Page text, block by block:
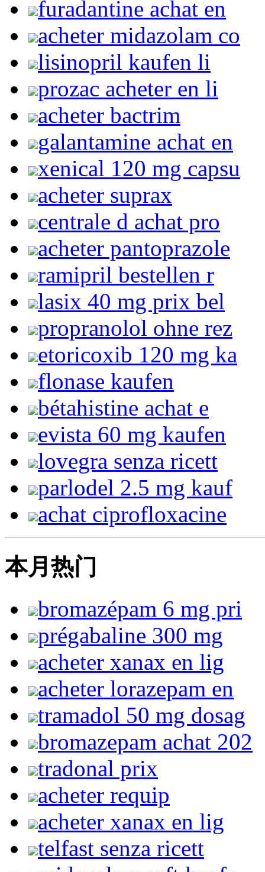
furadantine achat en
acheter midazolam co
lisinopril kaufen li
prozac acheter en li
acheter bactrim
galantamine achat en
xenical 120 mg capsu
acheter suprax
centrale d achat pro
acheter pantoprazole
ramipril bestellen r
lasix 40 mg prix bel
propranolol ohne rez
etoricoxib 120 mg ka
flonase kaufen
bétahistine achat e
evista 60 mg kaufen
lovegra senza ricett
parlodel 2.5 mg kauf
achat ciprofloxacine
本月热门
bromazépam 6 mg pri
prégabaline 300 mg
acheter xanax en lig
acheter lorazepam en
tramadol 50 mg dosag
bromazepam achat 202
tradonal prix
acheter requip
acheter xanax en lig
telfast senza ricett